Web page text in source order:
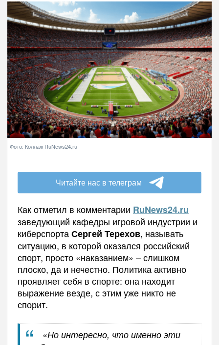
Фото: Коллаж RuNews24.ru
Читайте нас в телеграм
Как отметил в комментарии RuNews24.ru
заведующий кафедры игровой индустрии и
киберспортаСергей Терехов, называть
ситуацию, в которой оказался российский
спорт, просто «наказанием» – слишком
плоско, да и нечестно. Политика активно
проявляет себя в спорте: она находит
выражение везде, с этим уже никто не
спорит.
«Но интересно, что именно эти